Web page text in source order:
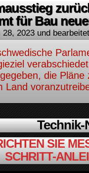
für Bau
28, 2023 und
die
Land
SIE
SCHRITT-